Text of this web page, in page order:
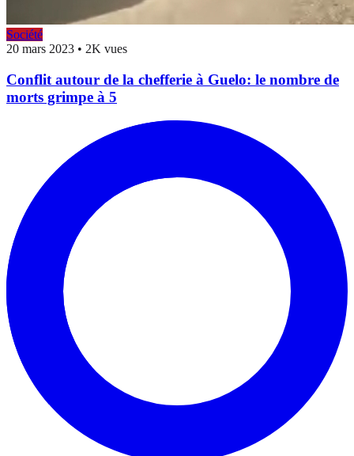
Société
20 mars 2023 • 2K vues
Conflit autour de la chefferie à Guelo: le nombre de
morts grimpe à 5